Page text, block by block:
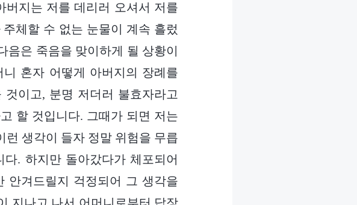
지는 저를 데리러 오셔서 저를
체할 수 없는 눈물이 계속 흘렀
은 죽음을 맞이하게 될 상황이
혼자 어떻게 아버지의 장례를
이고, 분명 저더러 불효자라고
할 것입니다. 그때가 되면 저는
런 생각이 들자 정말 위험을 무릅
. 하지만 돌아갔다가 체포되어
안겨드릴지 걱정되어 그 생각을